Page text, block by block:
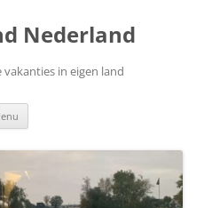
Nederland
vakanties in eigen land